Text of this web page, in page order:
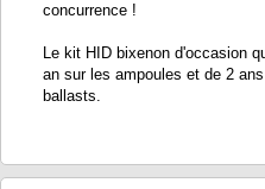
concurrence !
Le kit HID bixenon d'occasion
an sur les ampoules et de 2
ballasts.